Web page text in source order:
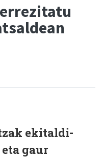
ekitaldi-
gaur